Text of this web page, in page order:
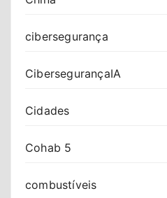
cibersegurança
CibersegurançaIA
Cidades
Cohab 5
combustíveis